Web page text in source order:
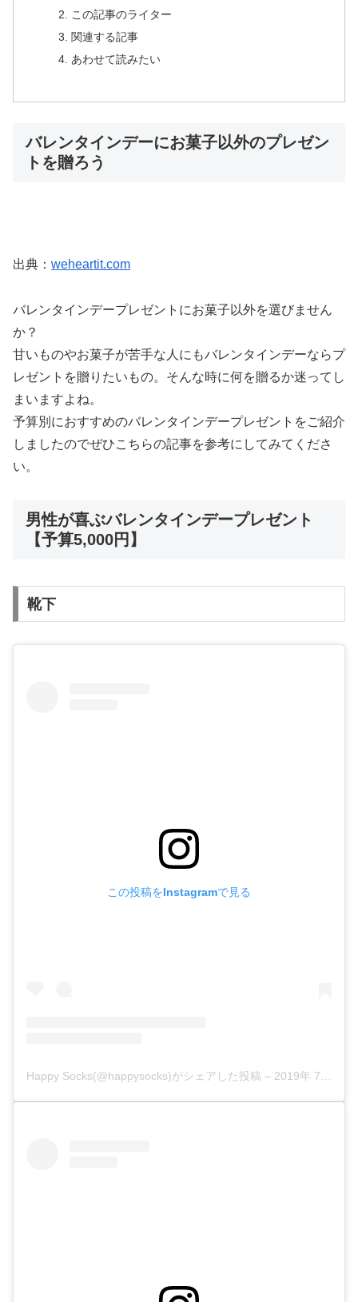
この記事のライター
関連する記事
あわせて読みたい
バレンタインデーにお菓子以外のプレゼン
トを贈ろう
出典： weheartit.com
バレンタインデープレゼントにお菓子以外を選びません
か？
甘いものやお菓子が苦手な人にもバレンタインデーならプ
レゼントを贈りたいもの。そんな時に何を贈るか迷ってし
まいますよね。
予算別におすすめのバレンタインデープレゼントをご紹介
しましたのでぜひこちらの記事を参考にしてみてくださ
い。
男性が喜ぶバレンタインデープレゼント
【予算5,000円】
靴下
この投稿をInstagramで見る
Happy Socks(@happysocks)がシェアした投稿 – 2019年 7月月15日午前5時36分PDT